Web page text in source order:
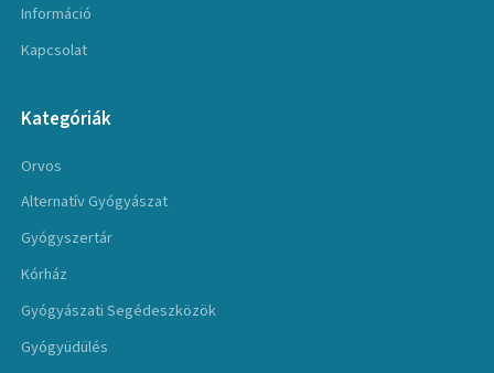
Információ
Kapcsolat
Kategóriák
Orvos
Alternatív Gyógyászat
Gyógyszertár
Kórház
Gyógyászati Segédeszközök
Gyógyüdülés